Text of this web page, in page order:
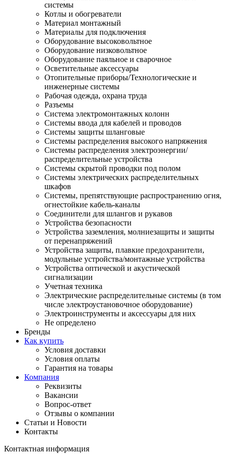
системы
Котлы и обогреватели
Материал монтажный
Материалы для подключения
Оборудование высоковольтное
Оборудование низковольтное
Оборудование паяльное и сварочное
Осветительные аксессуары
Отопительные приборы/Технологические и
инженерные системы
Рабочая одежда, охрана труда
Разъемы
Система электромонтажных колонн
Системы ввода для кабелей и проводов
Системы защиты шланговые
Системы распределения высокого напряжения
Системы распределения электроэнергии/
распределительные устройства
Системы скрытой проводки под полом
Системы электрических распределительных
шкафов
Системы, препятствующие распространению огня,
огнестойкие кабель-каналы
Соединители для шлангов и рукавов
Устройства безопасности
Устройства заземления, молниезащиты и защиты
от перенапряжений
Устройства защиты, плавкие предохранители,
модульные устройства/монтажные устройства
Устройства оптической и акустической
сигнализации
Учетная техника
Электрические распределительные системы (в том
числе электроустановочное оборудование)
Электроинструменты и аксессуары для них
Не определено
Бренды
Как купить
Условия доставки
Условия оплаты
Гарантия на товары
Компания
Реквизиты
Вакансии
Вопрос-ответ
Отзывы о компании
Статьи и Новости
Контакты
Контактная информация